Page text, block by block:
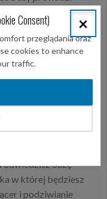
niesamowite
ostra jazda.
charakterystyczna
pacjent” góra w
odwiedzisz oazę
w której będziesz
i podziwianie
×
Consent)
przeglądania oraz
cookies to enhance
traffic.